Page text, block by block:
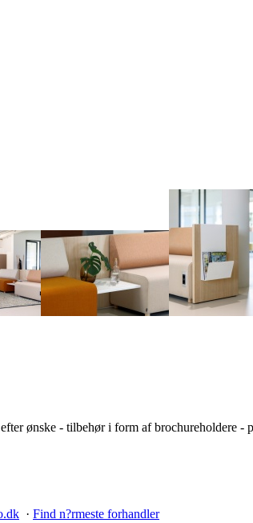
ønske - tilbehør i form af brochureholdere -
· Find n?rmeste forhandler